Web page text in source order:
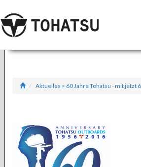
Aktuelles > 60 Jahre Tohatsu - mit jetzt